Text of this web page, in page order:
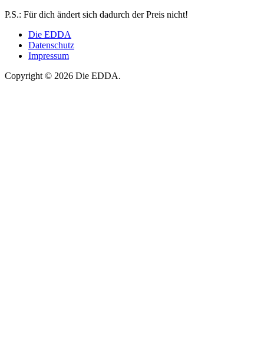
P.S.: Für dich ändert sich dadurch der Preis nicht!
Die EDDA
Datenschutz
Impressum
Copyright © 2026 Die EDDA.